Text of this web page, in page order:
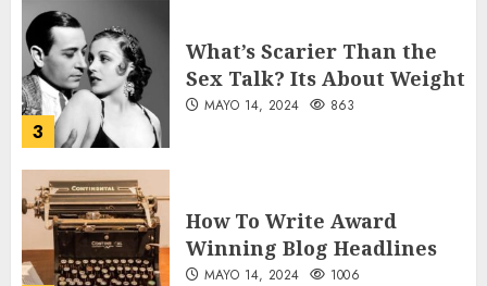
4
How To Write Award
Winning Blog Headlines
How Many of These Italian
Foods Have You Tried?